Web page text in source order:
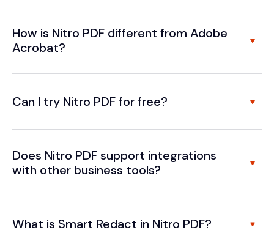
How is Nitro PDF different from Adobe
Acrobat?
Can I try Nitro PDF for free?
Does Nitro PDF support integrations
with other business tools?
What is Smart Redact in Nitro PDF?